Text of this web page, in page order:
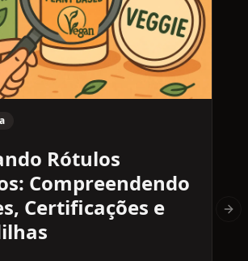
Rótulos
Compreendendo
Certificações e